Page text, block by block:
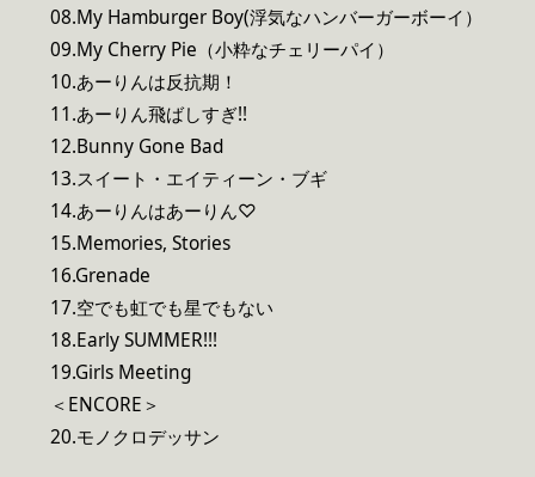
08.My Hamburger Boy(浮気なハンバーガーボーイ）
09.My Cherry Pie（小粋なチェリーパイ）
10.あーりんは反抗期！
11.あーりん飛ばしすぎ!!
12.Bunny Gone Bad
13.スイート・エイティーン・ブギ
14.あーりんはあーりん♡
15.Memories, Stories
16.Grenade
17.空でも虹でも星でもない
18.Early SUMMER!!!
19.Girls Meeting
＜ENCORE＞
20.モノクロデッサン